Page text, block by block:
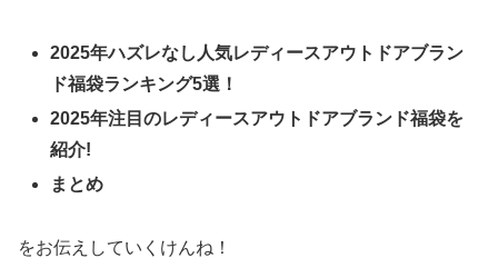
2025年ハズレなし人気レディースアウトドアブラン
ド福袋ランキング5選！
2025年注目のレディースアウトドアブランド福袋を
紹介!
まとめ
をお伝えしていくけんね！